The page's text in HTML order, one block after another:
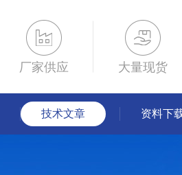
厂家供应 大量现货
技术文章 资料下